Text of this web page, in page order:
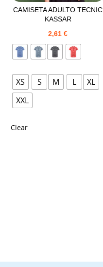
CAMISETA ADULTO TECNIC
KASSAR
2,61€
XS S M L
XL
XXL
Clear